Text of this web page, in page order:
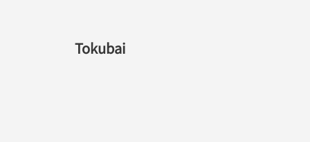
Tokubai